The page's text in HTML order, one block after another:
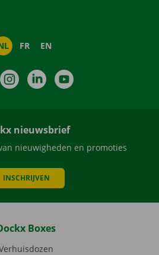
FR EN
InstagramLinkedIn
nieuwsbrief
nieuwigheden en promoties
INSCHRIJVEN
Boxes